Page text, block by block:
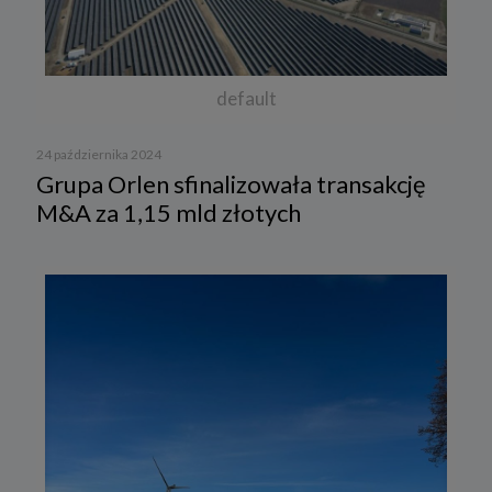
default
24 października 2024
Grupa Orlen sfinalizowała transakcję
M&A za 1,15 mld złotych